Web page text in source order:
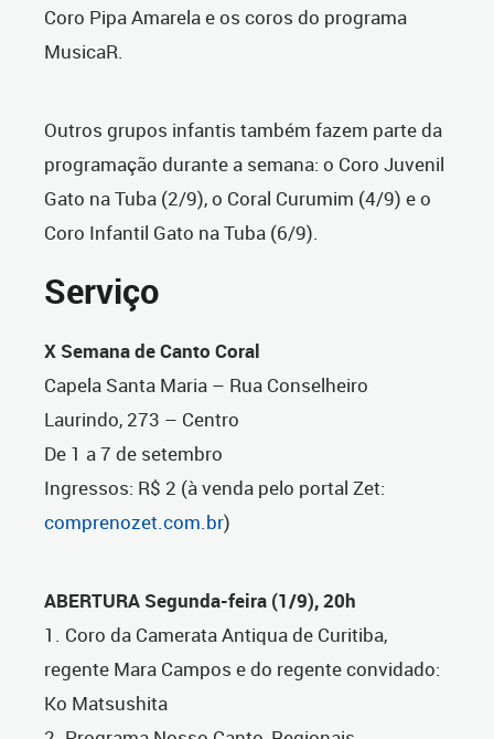
Coro Pipa Amarela e os coros do programa
MusicaR.
Outros grupos infantis também fazem parte da
programação durante a semana: o Coro Juvenil
Gato na Tuba (2/9), o Coral Curumim (4/9) e o
Coro Infantil Gato na Tuba (6/9).
Serviço
X Semana de Canto Coral
Capela Santa Maria – Rua Conselheiro
Laurindo, 273 – Centro
De 1 a 7 de setembro
Ingressos: R$ 2 (à venda pelo portal Zet:
comprenozet.com.br)
ABERTURA Segunda-feira (1/9), 20h
1. Coro da Camerata Antiqua de Curitiba,
regente Mara Campos e do regente convidado:
Ko Matsushita